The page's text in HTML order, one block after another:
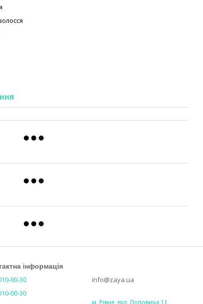
інформація
00-30
00-30
info@zaya.ua
м. Рівне, вул. Поповича 11